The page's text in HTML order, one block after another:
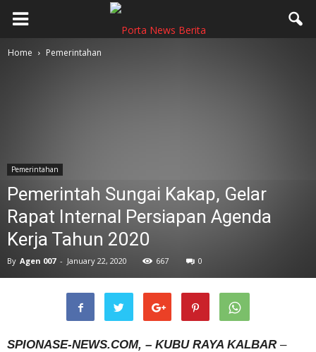
Home Pemerintahan
Pemerintahan
Pemerintah Sungai Kakap, Gelar
Rapat Internal Persiapan Agenda
Kerja Tahun 2020
By Agen 007 - January 22, 2020 667 0
SPIONASE-NEWS.COM, – KUBU RAYA KALBAR –